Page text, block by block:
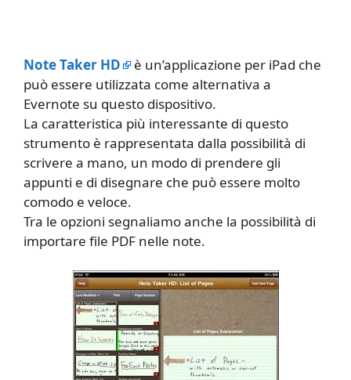
Note Taker HD
è un’applicazione per iPad che
può essere utilizzata come alternativa a
Evernote su questo dispositivo.
La caratteristica più interessante di questo
strumento è rappresentata dalla possibilità di
scrivere a mano, un modo di prendere gli
appunti e di disegnare che può essere molto
comodo e veloce.
Tra le opzioni segnaliamo anche la possibilità di
importare file PDF nelle note.